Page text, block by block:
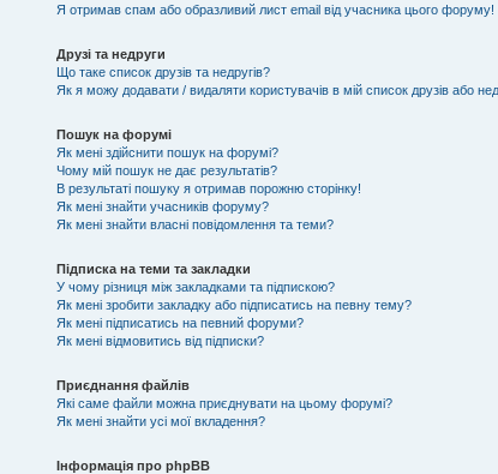
Я отримав спам або образливий лист email від учасника цього форуму!
Друзі та недруги
Що таке список друзів та недругів?
Як я можу додавати / видаляти користувачів в мій список друзів або
Пошук на форумі
Як мені здійснити пошук на форумі?
Чому мій пошук не дає результатів?
В результаті пошуку я отримав порожню сторінку!
Як мені знайти учасників форуму?
Як мені знайти власні повідомлення та теми?
Підписка на теми та закладки
У чому різниця між закладками та підпискою?
Як мені зробити закладку або підписатись на певну тему?
Як мені підписатись на певний форуми?
Як мені відмовитись від підписки?
Приєднання файлів
Які саме файли можна приєднувати на цьому форумі?
Як мені знайти усі мої вкладення?
Інформація про phpBB